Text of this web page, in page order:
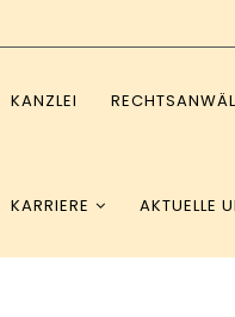
KANZLEI
KARRIERE AKTUELLE